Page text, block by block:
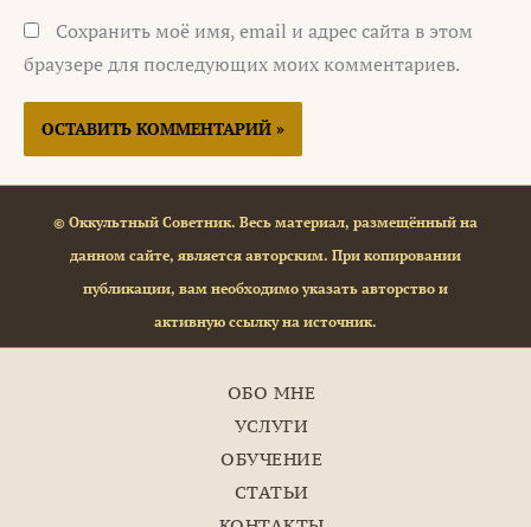
Сохранить моё имя, email и адрес сайта в этом
браузере для последующих моих комментариев.
© Оккультный Советник. Весь материал, размещённый на
данном сайте, является авторским. При копировании
публикации, вам необходимо указать авторство и
активную ссылку на источник.
ОБО МНЕ
УСЛУГИ
ОБУЧЕНИЕ
СТАТЬИ